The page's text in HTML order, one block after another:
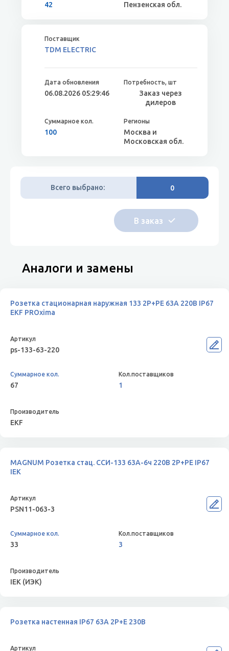
42 Пензенская обл.
TDM ELECTRIC
06.08.2026 05:29:46
100
Заказ через
дилеров
Москва и
Московская обл.
Всего выбрано: 0
Аналоги и замены
Розетка стационарная наружная 133 2Р+РЕ 63А 220В IP67
EKF PROxima
ps-133-63-220
67 1
EKF
MAGNUM Розетка стац. ССИ-133 63А-6ч 220В 2P+PE IP67
IEK
PSN11-063-3
33 3
IEK (ИЭК)
Розетка настенная IP67 63A 2P+E 230В